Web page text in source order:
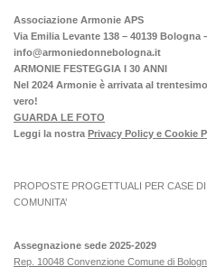
Associazione Armonie APS
Via Emilia Levante 138 – 40139 Bologna
info@armoniedonnebologna.it
ARMONIE FESTEGGIA I 30 ANNI
Nel 2024 Armonie è arrivata al
vero!
GUARDA LE FOTO
Leggi la nostra Privacy Policy e Cookie
PROPOSTE PROGETTUALI PER CASE
COMUNITA’
Assegnazione sede 2025-2029
Rep. 10048 Convenzione Comune di